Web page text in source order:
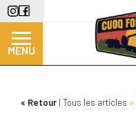
Aller
au
contenu
principal
MENU
Retour Tous les articles